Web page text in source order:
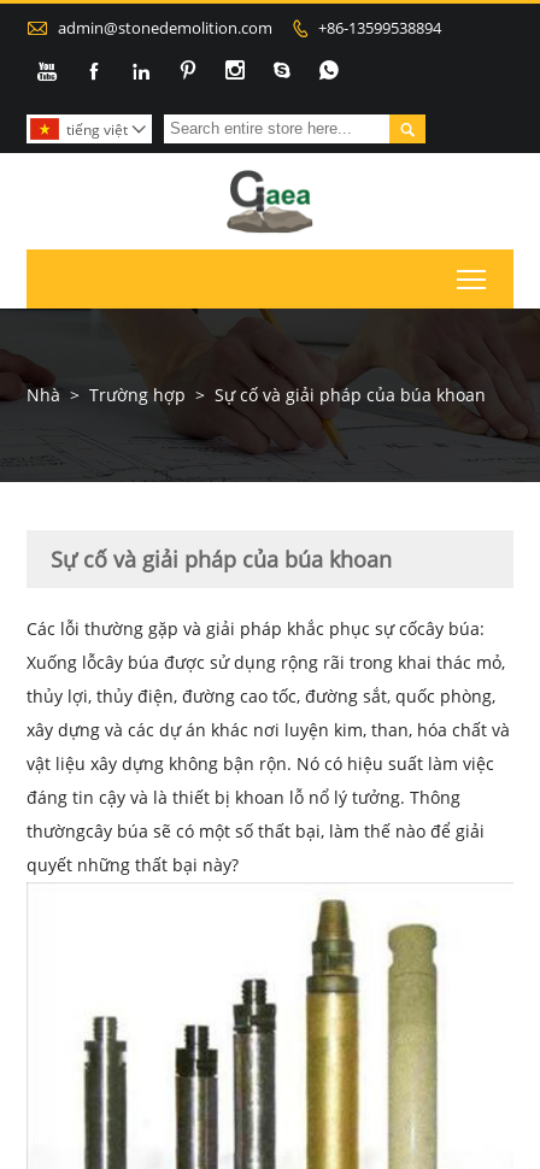
 admin@stonedemolition.com  +86-13599538894
      

tiếng việt 
Nhà > Trường hợp > Sự cố và giải pháp của búa khoan
Sự cố và giải pháp của búa khoan
Các lỗi thường gặp và giải pháp khắc phục sự cốcây búa:
Xuống lỗcây búa được sử dụng rộng rãi trong khai thác mỏ,
thủy lợi, thủy điện, đường cao tốc, đường sắt, quốc phòng,
xây dựng và các dự án khác nơi luyện kim, than, hóa chất và
vật liệu xây dựng không bận rộn. Nó có hiệu suất làm việc
đáng tin cậy và là thiết bị khoan lỗ nổ lý tưởng. Thông
thườngcây búa sẽ có một số thất bại, làm thế nào để giải
quyết những thất bại này?